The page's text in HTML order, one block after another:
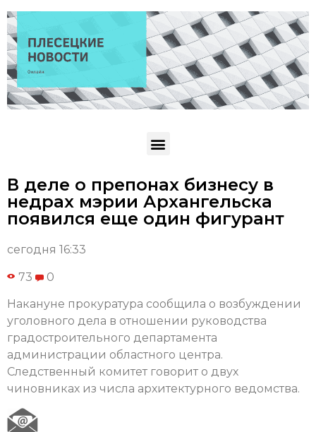
В деле о препонах бизнесу в
недрах мэрии Архангельска
появился еще один фигурант
сегодня 16:33
73 0
Накануне прокуратура сообщила о возбуждении
уголовного дела в отношении руководства
градостроительного департамента
администрации областного центра.
Следственный комитет говорит о двух
чиновниках из числа архитектурного ведомства.